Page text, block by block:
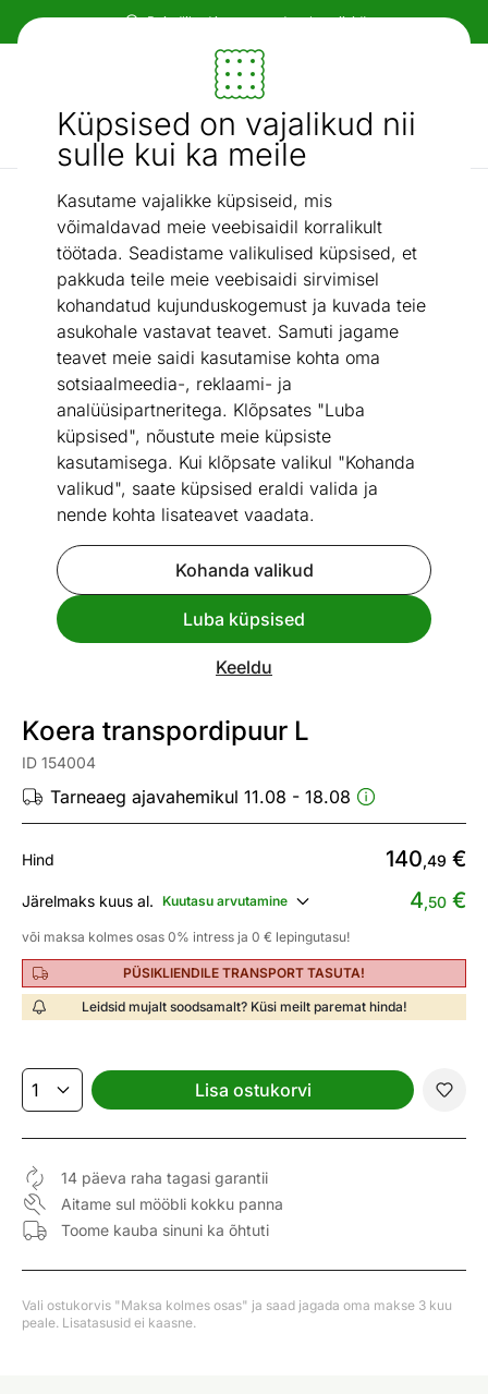
Küpsised on vajalikud nii
sulle kui ka meile
Kasutame vajalikke küpsiseid, mis
võimaldavad meie veebisaidil korralikult
töötada. Seadistame valikulised küpsised, et
pakkuda teile meie veebisaidi sirvimisel
kohandatud kujunduskogemust ja kuvada teie
asukohale vastavat teavet. Samuti jagame
teavet meie saidi kasutamise kohta oma
sotsiaalmeedia-, reklaami- ja
analüüsipartneritega. Klõpsates "Luba
küpsised", nõustute meie küpsiste
kasutamisega. Kui klõpsate valikul "Kohanda
valikud", saate küpsised eraldi valida ja
nende kohta lisateavet vaadata.
Kohanda valikud
Luba küpsised
Keeldu
Paindlikud ja mugavad makseviisid!
Mööbel ja sisustus - ON24
Otsi...
AI otsing
Puurid / Koera transpordipuur L
Vaata sarnaseid
Koera transpordipuur L
ID 154004
Tarneaeg ajavahemikul 11.08 - 18.08
Hind 140,49 €
Järelmaks kuus al. Kuutasu arvutamine 4,50 €
või maksa kolmes osas 0% intress ja 0 € lepingutasu!
PÜSIKLIENDILE TRANSPORT TASUTA!
Leidsid mujalt soodsamalt? Küsi meilt paremat hinda!
Lisa ostukorvi
14 päeva raha tagasi garantii
Aitame sul mööbli kokku panna
Toome kauba sinuni ka õhtuti
Vali ostukorvis "Maksa kolmes osas" ja saad jagada oma makse 3 kuu
peale. Lisatasusid ei kaasne.